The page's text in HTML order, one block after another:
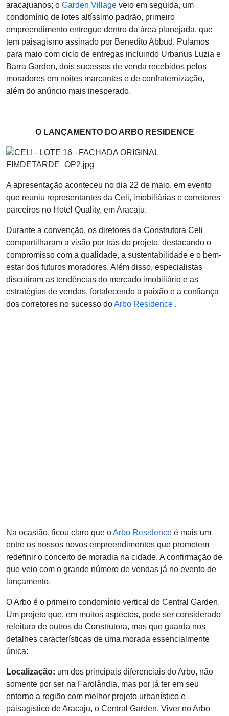
aracajuanos; o Garden Village veio em seguida, um
condomínio de lotes altíssimo padrão, primeiro
empreendimento entregue dentro da área planejada, que
tem paisagismo assinado por Benedito Abbud. Pulamos
para maio com ciclo de entregas incluindo Urbanus Luzia e
Barra Garden, dois sucessos de venda recebidos pelos
moradores em noites marcantes e de confraternização,
além do anúncio mais inesperado.
O LANÇAMENTO DO ARBO RESIDENCE
A apresentação aconteceu no dia 22 de maio, em evento
que reuniu representantes da Celi, imobiliárias e corretores
parceiros no Hotel Quality, em Aracaju.
Durante a convenção, os diretores da Construtora Celi
compartilharam a visão por trás do projeto, destacando o
compromisso com a qualidade, a sustentabilidade e o bem-
estar dos futuros moradores. Além disso, especialistas
discutiram as tendências do mercado imobiliário e as
estratégias de vendas, fortalecendo a paixão e a confiança
dos corretores no sucesso doArbo Residence .
Na ocasião, ficou claro que oArbo Residence é mais um
entre os nossos novos empreendimentos que prometem
redefinir o conceito de moradia na cidade. A confirmação de
que veio com o grande número de vendas já no evento de
lançamento.
O Arbo é o primeiro condomínio vertical do Central Garden.
Um projeto que, em muitos aspectos, pode ser considerado
releitura de outros da Construtora, mas que guarda nos
detalhes características de uma morada essencialmente
única:
Localização: um dos principais diferenciais do Arbo, não
somente por ser na Farolândia, mas por já ter em seu
entorno a região com melhor projeto urbanístico e
paisagístico de Aracaju, o Central Garden. Viver no Arbo